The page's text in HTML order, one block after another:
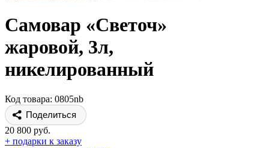
Самовар «Светоч»
жаровой, 3л,
никелированный
Код товара: 0805nb
Поделиться
20 800 руб.
+ подарки к заказу